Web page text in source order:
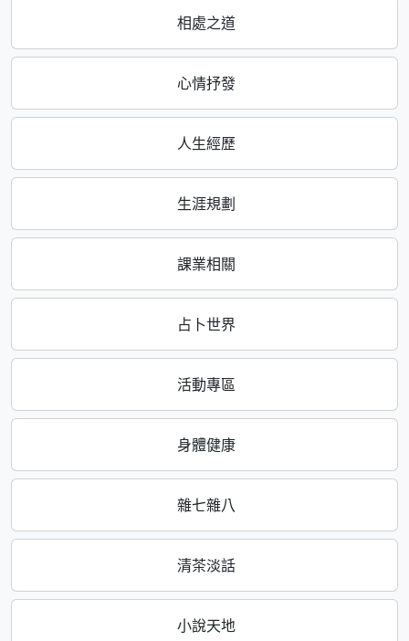
相處之道
心情抒發
人生經歷
生涯規劃
課業相關
占卜世界
活動專區
身體健康
雜七雜八
清茶淡話
小說天地